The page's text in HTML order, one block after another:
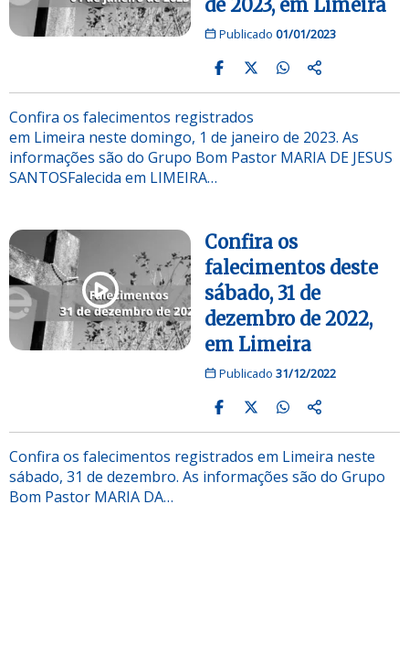
de 2023, em Limeira
Publicado 01/01/2023
Confira os falecimentos registrados
em Limeira neste domingo, 1 de janeiro de 2023. As
informações são do Grupo Bom Pastor MARIA DE JESUS
SANTOSFalecida em LIMEIRA…
Confira os
falecimentos deste
sábado, 31 de
dezembro de 2022,
em Limeira
Publicado 31/12/2022
Confira os falecimentos registrados em Limeira neste
sábado, 31 de dezembro. As informações são do Grupo
Bom Pastor MARIA DA…